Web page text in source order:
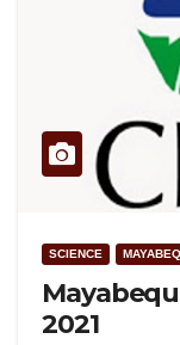
SCIENCE
2021